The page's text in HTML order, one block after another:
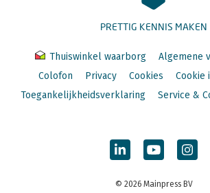
PRETTIG KENNIS MAKEN
Thuiswinkel waarborg
Algemene
Colofon
Privacy Cookies
Cookie
Toegankelijkheidsverklaring
Service &
© 2026 Mainpress BV